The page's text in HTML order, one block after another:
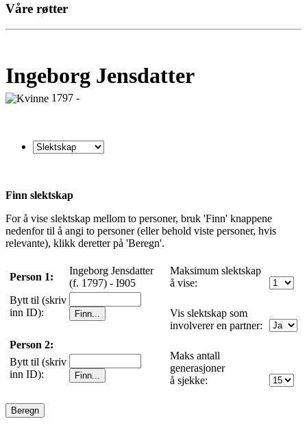
Våre røtter
Ingeborg Jensdatter
1797 -
Finn slektskap
For å vise slektskap mellom to personer, bruk 'Finn' knappene
nedenfor til å angi to personer (eller behold viste personer, hvis
relevante), klikk deretter på 'Beregn'.
Person 1:
Ingeborg Jensdatter
(f. 1797) - I905
Bytt til (skriv
inn ID):
Person 2:
Bytt til (skriv
inn ID):
Maksimum slektskap
å vise:
Vis slektskap som
involverer en partner:
Maks antall
generasjoner
å sjekke: